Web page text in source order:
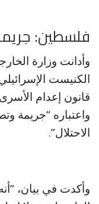
فلسطين:
وأدانت وزارة
الكنيست الإسرائيلي
قانون إعدام
واعتباره “جريمة
الاحتلال”.
وأكدت في بيان،